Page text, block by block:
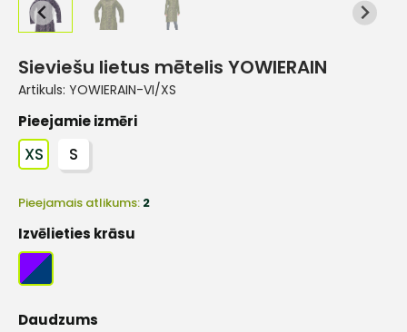
Sieviešu lietus mētelis YOWIERAIN
Artikuls: YOWIERAIN-VI/XS
Pieejamie izmēri
XS S
Pieejamais atlikums: 2
Izvēlieties krāsu
Daudzums